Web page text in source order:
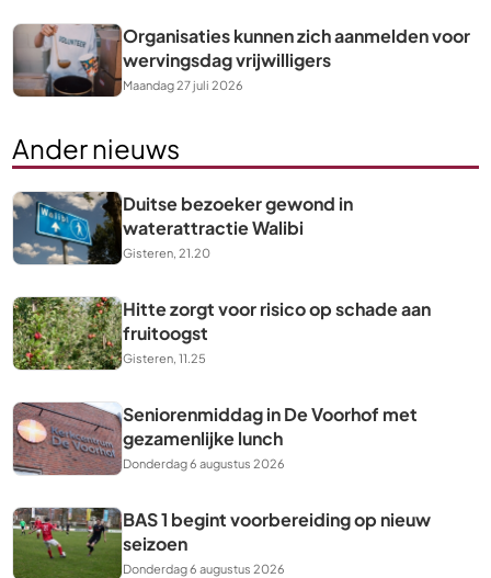
Organisaties kunnen zich aanmelden voor
wervingsdag vrijwilligers
Maandag 27 juli 2026
Ander nieuws
Duitse bezoeker gewond in
waterattractie Walibi
Gisteren, 21.20
Hitte zorgt voor risico op schade aan
fruitoogst
Gisteren, 11.25
Seniorenmiddag in De Voorhof met
gezamenlijke lunch
Donderdag 6 augustus 2026
BAS 1 begint voorbereiding op nieuw
seizoen
Donderdag 6 augustus 2026